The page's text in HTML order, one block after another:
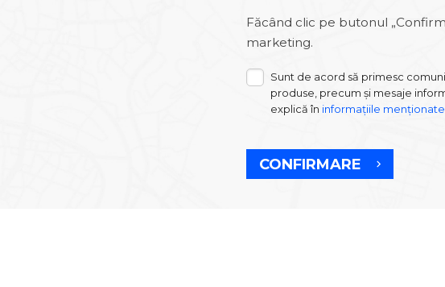
Făcând clic pe butonul
marketing.
Sunt de acord să primesc
produse, precum și mesaje
explică în informațiile menționate
CONFIRMARE